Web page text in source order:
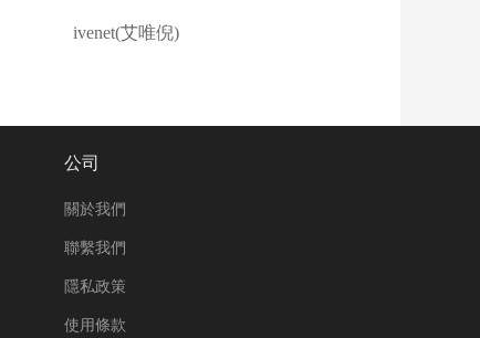
ivenet(艾唯倪)
公司
關於我們
聯繫我們
隱私政策
使用條款